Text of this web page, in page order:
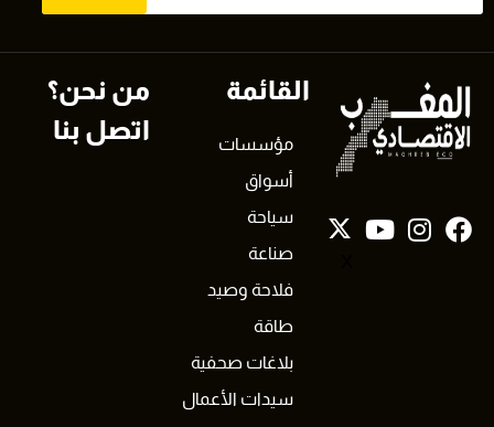
القائمة
مؤسسات
أسواق
سياحة
صناعة
فلاحة وصيد
طاقة
بلاغات صحفية
سيدات الأعمال
من نحن؟
اتصل بنا